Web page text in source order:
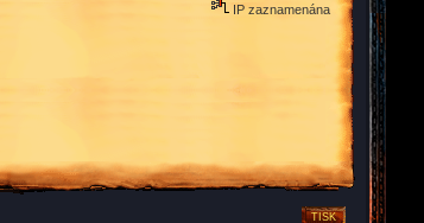
IP zaznamenána
TISK